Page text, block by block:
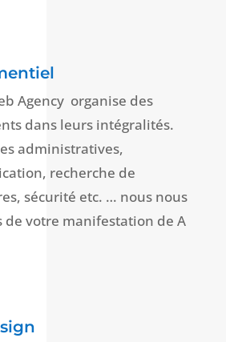
Agency organise des
dans leurs intégralités.
administratives,
recherche de
sécurité etc. … nous nous
de votre manifestation de A